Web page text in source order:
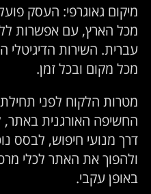
מיקום גאוגרפי: העסק
מכל הארץ, עם אפשרות
עברית. השירות הדיגיטלי
מכל מקום ובכל זמן.
מטרות הלקוח לפני
החשיפה האורגנית באתר,
דרך מנועי חיפוש, לבסס
ולהפוך את האתר לכלי
באופן עקבי.